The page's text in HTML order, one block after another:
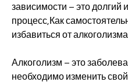
зависимости – это долгий
процесс,Как
избавиться от алкоголизма
Алкоголизм – это
необходимо изменить